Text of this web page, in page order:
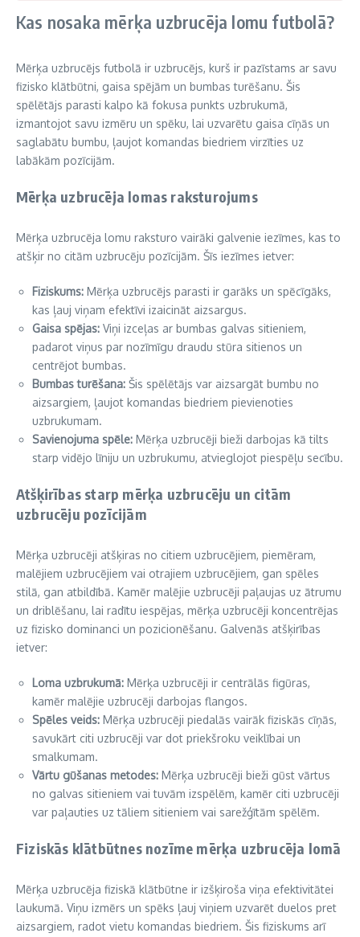
Kas nosaka mērķa uzbrucēja lomu futbolā?
Mērķa uzbrucējs futbolā ir uzbrucējs, kurš ir pazīstams ar savu
fizisko klātbūtni, gaisa spējām un bumbas turēšanu. Šis
spēlētājs parasti kalpo kā fokusa punkts uzbrukumā,
izmantojot savu izmēru un spēku, lai uzvarētu gaisa cīņās un
saglabātu bumbu, ļaujot komandas biedriem virzīties uz
labākām pozīcijām.
Mērķa uzbrucēja lomas raksturojums
Mērķa uzbrucēja lomu raksturo vairāki galvenie iezīmes, kas to
atšķir no citām uzbrucēju pozīcijām. Šīs iezīmes ietver:
Fiziskums: Mērķa uzbrucējs parasti ir garāks un spēcīgāks,
kas ļauj viņam efektīvi izaicināt aizsargus.
Gaisa spējas: Viņi izceļas ar bumbas galvas sitieniem,
padarot viņus par nozīmīgu draudu stūra sitienos un
centrējot bumbas.
Bumbas turēšana: Šis spēlētājs var aizsargāt bumbu no
aizsargiem, ļaujot komandas biedriem pievienoties
uzbrukumam.
Savienojuma spēle: Mērķa uzbrucēji bieži darbojas kā tilts
starp vidējo līniju un uzbrukumu, atvieglojot piespēļu secību.
Atšķirības starp mērķa uzbrucēju un citām
uzbrucēju pozīcijām
Mērķa uzbrucēji atšķiras no citiem uzbrucējiem, piemēram,
malējiem uzbrucējiem vai otrajiem uzbrucējiem, gan spēles
stilā, gan atbildībā. Kamēr malējie uzbrucēji paļaujas uz ātrumu
un driblēšanu, lai radītu iespējas, mērķa uzbrucēji koncentrējas
uz fizisko dominanci un pozicionēšanu. Galvenās atšķirības
ietver:
Loma uzbrukumā: Mērķa uzbrucēji ir centrālās figūras,
kamēr malējie uzbrucēji darbojas flangos.
Spēles veids: Mērķa uzbrucēji piedalās vairāk fiziskās cīņās,
savukārt citi uzbrucēji var dot priekšroku veiklībai un
smalkumam.
Vārtu gūšanas metodes: Mērķa uzbrucēji bieži gūst vārtus
no galvas sitieniem vai tuvām izspēlēm, kamēr citi uzbrucēji
var paļauties uz tāliem sitieniem vai sarežģītām spēlēm.
Fiziskās klātbūtnes nozīme mērķa uzbrucēja lomā
Mērķa uzbrucēja fiziskā klātbūtne ir izšķiroša viņa efektivitātei
laukumā. Viņu izmērs un spēks ļauj viņiem uzvarēt duelos pret
aizsargiem, radot vietu komandas biedriem. Šis fiziskums arī